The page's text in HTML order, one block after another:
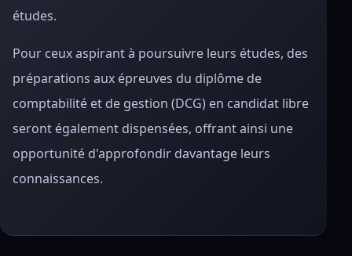
études.
Pour ceux aspirant à poursuivre leurs études, des
préparations aux épreuves du diplôme de
comptabilité et de gestion (DCG) en candidat libre
seront également dispensées, offrant ainsi une
opportunité d'approfondir davantage leurs
connaissances.